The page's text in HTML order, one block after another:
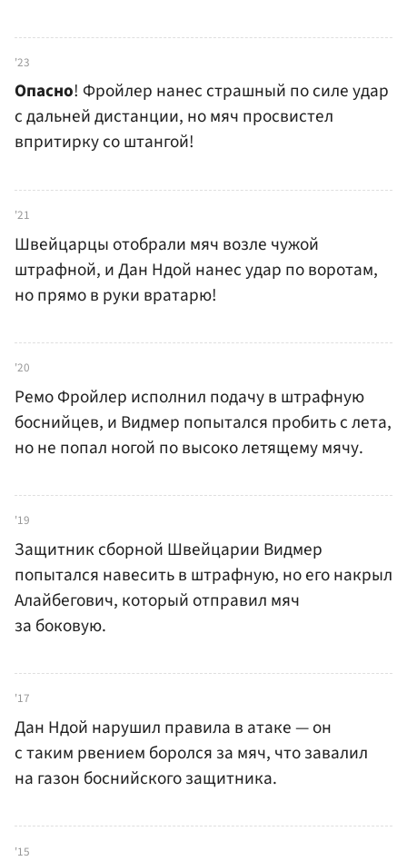
'23
Опасно! Фройлер нанес страшный по силе удар
с дальней дистанции, но мяч просвистел
впритирку со штангой!
'21
Швейцарцы отобрали мяч возле чужой
штрафной, и Дан Ндой нанес удар по воротам,
но прямо в руки вратарю!
'20
Ремо Фройлер исполнил подачу в штрафную
боснийцев, и Видмер попытался пробить с лета,
но не попал ногой по высоко летящему мячу.
'19
Защитник сборной Швейцарии Видмер
попытался навесить в штрафную, но его накрыл
Алайбегович, который отправил мяч
за боковую.
'17
Дан Ндой нарушил правила в атаке — он
с таким рвением боролся за мяч, что завалил
на газон боснийского защитника.
'15